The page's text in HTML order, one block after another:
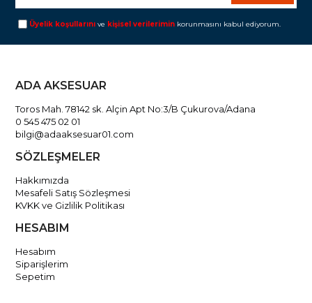
Üyelik koşullarını ve kişisel verilerimin korunmasını kabul ediyorum.
ADA AKSESUAR
Toros Mah. 78142 sk. Alçin Apt No:3/B Çukurova/Adana
0 545 475 02 01
bilgi@adaaksesuar01.com
SÖZLEŞMELER
Hakkımızda
Mesafeli Satış Sözleşmesi
KVKK ve Gizlilik Politikası
HESABIM
Hesabım
Siparişlerim
Sepetim